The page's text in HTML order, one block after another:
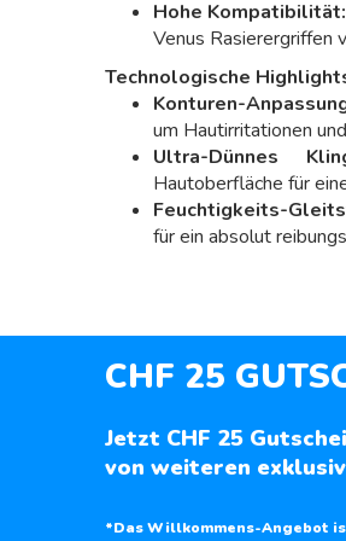
Hohe Kompatibilität:
Venus Rasierergriffen
Technologische
Konturen-
um Hautirritationen
Ultra-Dünnes
Hautoberfläche für
Feuchtigkeits-
für ein absolut
CHF 25
Jetzt CHF 25
von weiteren
*Das Willkommens-Angebot